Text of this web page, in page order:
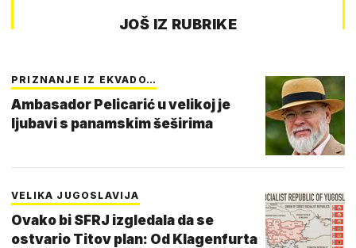
JOŠ IZ RUBRIKE
PRIZNANJE IZ EKVADO…
Ambasador Pelicarić u velikoj je
ljubavi s panamskim šeširima
VELIKA JUGOSLAVIJA
Ovako bi SFRJ izgledala da se
ostvario Titov plan: Od Klagenfurta